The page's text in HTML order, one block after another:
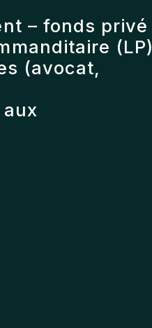
– fonds privé
(LP)
(avocat,